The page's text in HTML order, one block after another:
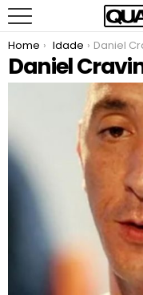
You are here:
Home Idade Daniel
Daniel